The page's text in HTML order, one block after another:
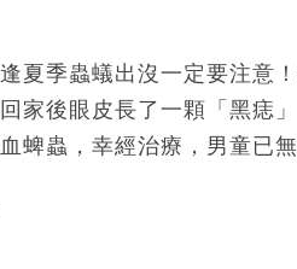
夏季蟲蟻出沒一定要注意
家後眼皮長了一顆「黑痣
蜱蟲，幸經治療，男童已無